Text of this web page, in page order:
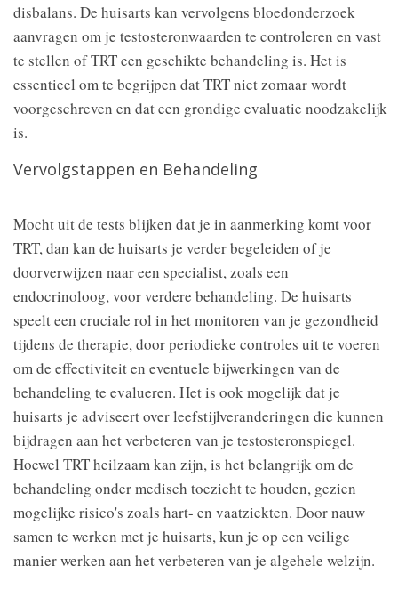
disbalans. De huisarts kan vervolgens bloedonderzoek
aanvragen om je testosteronwaarden te controleren en vast
te stellen of TRT een geschikte behandeling is. Het is
essentieel om te begrijpen dat TRT niet zomaar wordt
voorgeschreven en dat een grondige evaluatie noodzakelijk
is.
Vervolgstappen en Behandeling
Mocht uit de tests blijken dat je in aanmerking komt voor
TRT, dan kan de huisarts je verder begeleiden of je
doorverwijzen naar een specialist, zoals een
endocrinoloog, voor verdere behandeling. De huisarts
speelt een cruciale rol in het monitoren van je gezondheid
tijdens de therapie, door periodieke controles uit te voeren
om de effectiviteit en eventuele bijwerkingen van de
behandeling te evalueren. Het is ook mogelijk dat je
huisarts je adviseert over leefstijlveranderingen die kunnen
bijdragen aan het verbeteren van je testosteronspiegel.
Hoewel TRT heilzaam kan zijn, is het belangrijk om de
behandeling onder medisch toezicht te houden, gezien
mogelijke risico's zoals hart- en vaatziekten. Door nauw
samen te werken met je huisarts, kun je op een veilige
manier werken aan het verbeteren van je algehele welzijn.